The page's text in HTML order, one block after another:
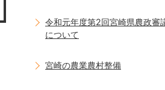
令和元年度第2回宮崎県農政審
について
宮崎の農業農村整備